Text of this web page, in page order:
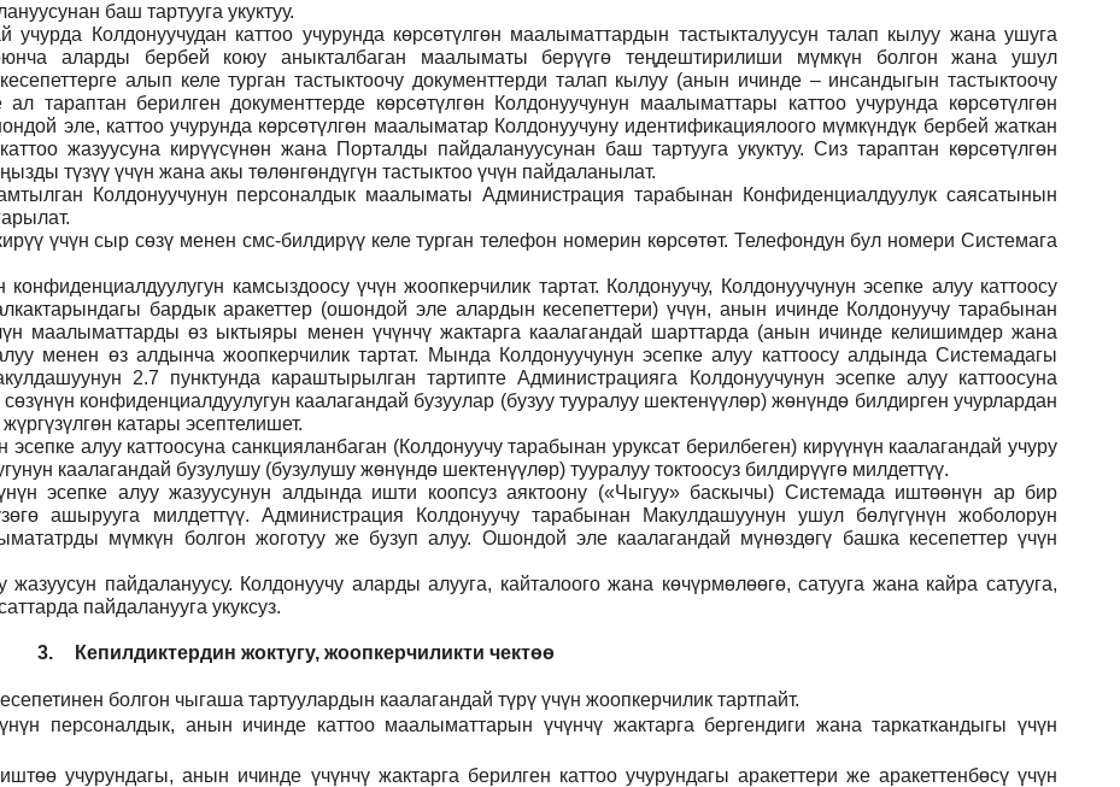
баш тартууга укуктуу.
Колдонуучудан каттоо учурунда көрсөтүлгөн маалыматтардын тастыкталуусун талап кылуу жана ушуга
аларды бербей коюу аныкталбаган маалыматы берүүгө теңдештирилиши мүмкүн болгон жана ушул
алып келе турган тастыктоочу документтерди талап кылуу (анын ичинде – инсандыгын тастыктоочу
тараптан берилген документтерде көрсөтүлгөн Колдонуучунун маалыматтары каттоо учурунда көрсөтүлгөн
эле, каттоо учурунда көрсөтүлгөн маалыматар Колдонуучуну идентификациялоого мүмкүндүк бербей жаткан
жазуусуна кирүүсүнөн жана Порталды пайдалануусунан баш тартууга укуктуу. Сиз тараптан көрсөтүлгөн
түзүү үчүн жана акы төлөнгөндүгүн тастыктоо үчүн пайдаланылат.
Колдонуучунун персоналдык маалыматы Администрация тарабынан Конфиденциалдуулук саясатынын
үчүн сыр сөзү менен смс-билдирүү келе турган телефон номерин көрсөтөт. Телефондун бул номери Системага
камсыздоосу үчүн жоопкерчилик тартат. Колдонуучу, Колдонуучунун эсепке алуу каттоосу
бардык аракеттер (ошондой эле алардын кесепеттери) үчүн, анын ичинде Колдонуучу тарабынан
маалыматтарды өз ыктыяры менен үчүнчү жактарга каалагандай шарттарда (анын ичинде келишимдер жана
менен өз алдынча жоопкерчилик тартат. Мында Колдонуучунун эсепке алуу каттоосу алдында Системадагы
2.7 пунктунда караштырылган тартипте Администрацияга Колдонуучунун эсепке алуу каттоосуна
конфиденциалдуулугун каалагандай бузуулар (бузуу тууралуу шектенүүлөр) жөнүндө билдирген учурлардан
катары эсептелишет.
алуу каттоосуна санкцияланбаган (Колдонуучу тарабынан уруксат берилбеген) кирүүнүн каалагандай учуру
каалагандай бузулушу (бузулушу жөнүндө шектенүүлөр) тууралуу токтоосуз билдирүүгө милдеттүү.
эсепке алуу жазуусунун алдында ишти коопсуз аяктоону («Чыгуу» баскычы) Системада иштөөнүн ар бир
ашырууга милдеттүү. Администрация Колдонуучу тарабынан Макулдашуунун ушул бөлүгүнүн жоболорун
мүмкүн болгон жоготуу же бузуп алуу. Ошондой эле каалагандай мүнөздөгү башка кесепеттер үчүн
пайдалануусу. Колдонуучу аларды алууга, кайталоого жана көчүрмөлөөгө, сатууга жана кайра сатууга,
пайдаланууга укуксуз.
3. Кепилдиктердин жоктугу, жоопкерчиликти чектөө
болгон чыгаша тартуулардын каалагандай түрү үчүн жоопкерчилик тартпайт.
персоналдык, анын ичинде каттоо маалыматтарын үчүнчү жактарга бергендиги жана таркаткандыгы үчүн
учурундагы, анын ичинде үчүнчү жактарга берилген каттоо учурундагы аракеттери же аракеттенбөсү үчүн